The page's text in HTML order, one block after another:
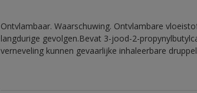
Ontvlambaar. Waarschuwing. Ontvlambare
langdurige gevolgen.Bevat 3-jood-2-
verneveling kunnen gevaarlijke inhaleerbare